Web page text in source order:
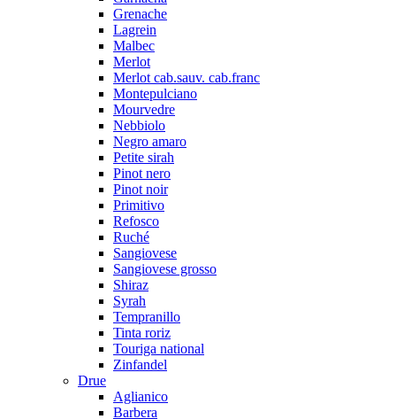
Grenache
Lagrein
Malbec
Merlot
Merlot cab.sauv. cab.franc
Montepulciano
Mourvedre
Nebbiolo
Negro amaro
Petite sirah
Pinot nero
Pinot noir
Primitivo
Refosco
Ruché
Sangiovese
Sangiovese grosso
Shiraz
Syrah
Tempranillo
Tinta roriz
Touriga national
Zinfandel
Drue
Aglianico
Barbera